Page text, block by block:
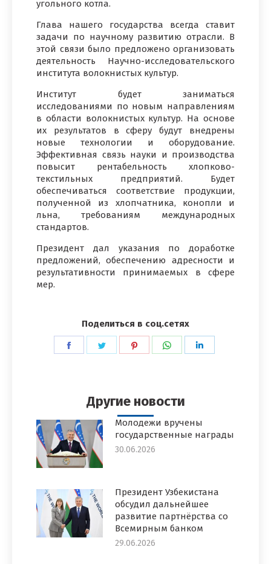
угольного котла.
Глава нашего государства всегда ставит
задачи по научному развитию отрасли. В
этой связи было предложено организовать
деятельность Научно-исследовательского
института волокнистых культур.
Институт будет заниматься
исследованиями по новым направлениям
в области волокнистых культур. На основе
их результатов в сферу будут внедрены
новые технологии и оборудование.
Эффективная связь науки и производства
повысит рентабельность хлопково-
текстильных предприятий. Будет
обеспечиваться соответствие продукции,
полученной из хлопчатника, конопли и
льна, требованиям международных
стандартов.
Президент дал указания по доработке
предложений, обеспечению адресности и
результативности принимаемых в сфере
мер.
Поделиться в соц.сетях
ПоделитьсяПоделитьсяПоделитьсяПоделиться
Другие новости
Молодежи вручены
государственные награды
30.06.2026
Президент Узбекистана
обсудил дальнейшее
развитие партнёрства со
Всемирным банком
29.06.2026